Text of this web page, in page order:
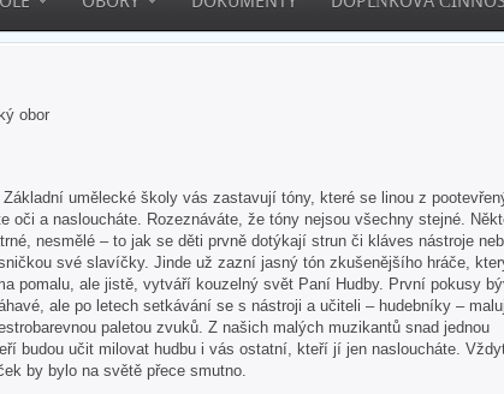
obor
umělecké školy vás zastavují tóny, které se linou z
oči a nasloucháte. Rozeznáváte, že tóny nejsou všechny stejné.
nesmělé – to jak se děti prvně dotýkají strun či kláves nástroje
své slavíčky. Jinde už zazní jasný tón zkušenějšího hráče,
pomalu, ale jistě, vytváří kouzelný svět Paní Hudby. První pokusy
ale po letech setkávání se s nástroji a učiteli – hudebníky –
paletou zvuků. Z našich malých muzikantů snad jednou
budou učit milovat hudbu i vás ostatní, kteří jí jen nasloucháte.
by bylo na světě přece smutno.